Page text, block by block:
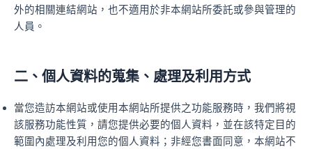
外的相關連結網站，也不適用於非本網站所委託或參與管理的
人員。
二、個人資料的蒐集、處理及利用方式
當您造訪本網站或使用本網站所提供之功能服務時，我們將視
該服務功能性質，請您提供必要的個人資料，並在該特定目的
範圍內處理及利用您的個人資料；非經您書面同意，本網站不